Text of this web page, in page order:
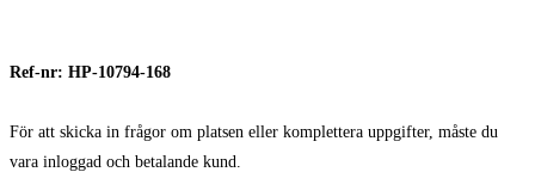
Ref-nr: HP-10794-168
För att skicka in frågor om platsen eller komplettera uppgifter, måste du
vara inloggad och betalande kund.